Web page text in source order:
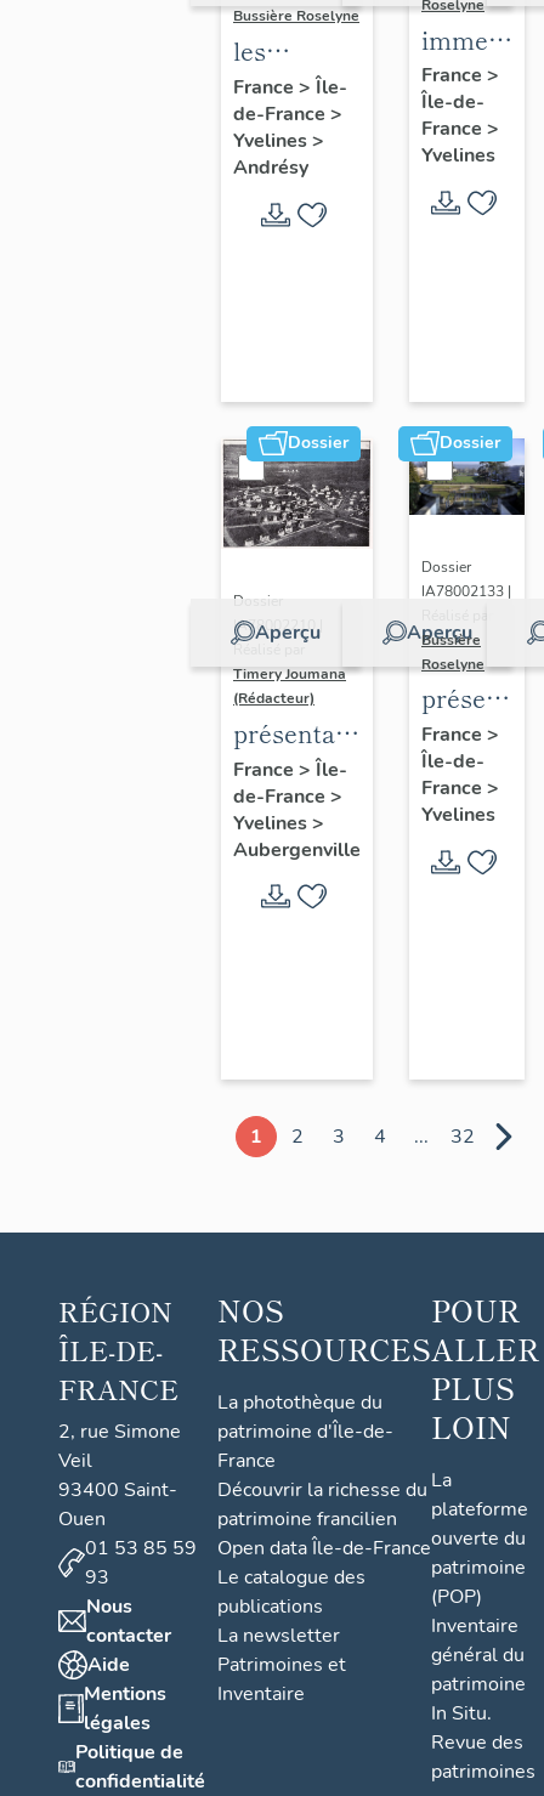
Bussière Roselyne
les
immeubles,
maisons et
fermes du
canton
d'Andrésy
France > Île-
de-France >
Yvelines>
Andrésy
Roselyne
maisons,
fermes
France >
Île-de-
France >
Yvelines
Dossier
Aperçu
Dossier
IA78002210 |
Réalisé par
Timery Joumana
(Rédacteur)
présentation
de l'étude
d'Elisabethville
France > Île-
de-France >
Yvelines>
Aubergenville
Dossier
Aperçu
Dossier
IA78002133 |
Bussière
Roselyne
du
diagnostic
et
France >
Île-de-
France >
Yvelines
1 2 3 4 ... 32
RÉGION
ÎLE-DE-
FRANCE
2, rue Simone
Veil
93400 Saint-
Ouen
01 53 85 59
93
Nous
contacter
Aide
Mentions
légales
Politique de
confidentialité
NOS
RESSOURCES
La photothèque du
patrimoine d'Île-de-
France
Découvrir la richesse du
patrimoine francilien
Open data Île-de-France
Le catalogue des
publications
La newsletter
Patrimoines et
Inventaire
POUR
ALLER
PLUS
LOIN
La
plateforme
ouverte du
patrimoine
(POP)
Inventaire
général du
patrimoine
In Situ.
Revue des
patrimoines